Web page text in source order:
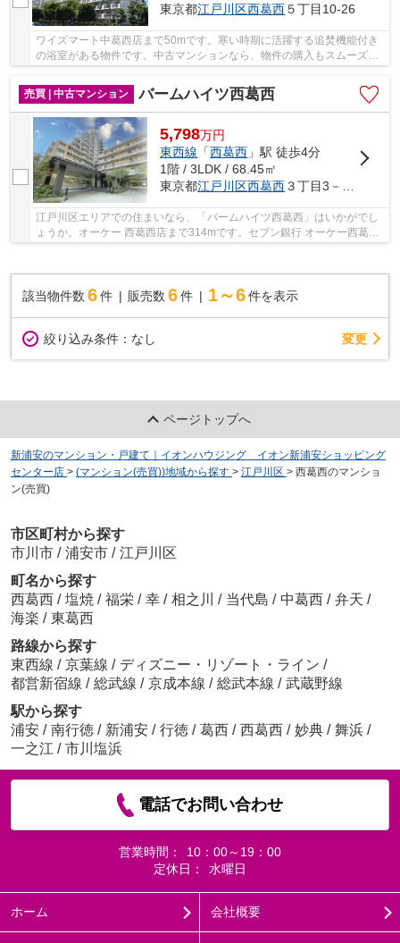
東京都江戸川区西葛西５丁目10-26
ワイズマート中葛西店まで50mです。寒い時期に活躍する追焚機能付き
の浴室がある物件です。中古マンションなら、物件の購入もスムーズで
売買 | 中古マンション
バームハイツ西葛西
5,798万円
東西線 「西葛西 」駅 徒歩4分
1階 / 3LDK / 68.45㎡
東京都江戸川区西葛西３丁目3－13
江戸川区エリアでの住まいなら、「バームハイツ西葛西」はいかがでし
ょうか。オーケー 西葛西店まで314mです。セブン銀行 オーケー西葛西
店 共同出張所まで316mです。不動産に関するこ...
該当物件数 6件 販売数 6 件 1～6 件を表示
絞り込み条件： なし 変更
ページトップへ
新浦安のマンション・戸建て｜イオンハウジング イオン新浦安ショッピング
センター店 > (マンション(売買))地域から探す > 江戸川区 > 西葛西のマンショ
ン(売買)
市区町村から探す
市川市 / 浦安市 / 江戸川区
町名から探す
西葛西 / 塩焼 / 福栄 / 幸 / 相之川 / 当代島 / 中葛西 / 弁天 /
海楽 / 東葛西
路線から探す
東西線 / 京葉線 / ディズニー・リゾート・ライン /
都営新宿線 / 総武線 / 京成本線 / 総武本線 / 武蔵野線
駅から探す
浦安 / 南行徳 / 新浦安 / 行徳 / 葛西 / 西葛西 / 妙典 / 舞浜 /
一之江 / 市川塩浜
電話でお問い合わせ
営業時間：
10：00～19：00
定休日：
水曜日
ホーム 会社概要